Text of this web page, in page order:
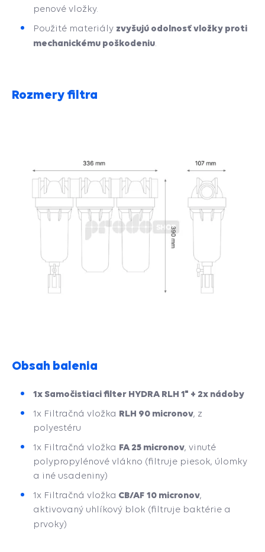
penové vložky.
Použité materiály zvyšujú odolnosť vložky proti
mechanickému poškodeniu
Rozmery filtra
Obsah balenia
1x Samočistiaci filter HYDRA RLH 1" + 2x nádoby
1x Filtračná vložka RLH 90 micronov, z
polyestéru
1x Filtračná vložka FA 25 micronov, vinuté
polypropylénové vlákno (filtruje piesok, úlomky
a iné usadeniny)
1x Filtračná vložka CB/AF 10 micronov,
aktivovaný uhlíkový blok (filtruje baktérie a
prvoky)